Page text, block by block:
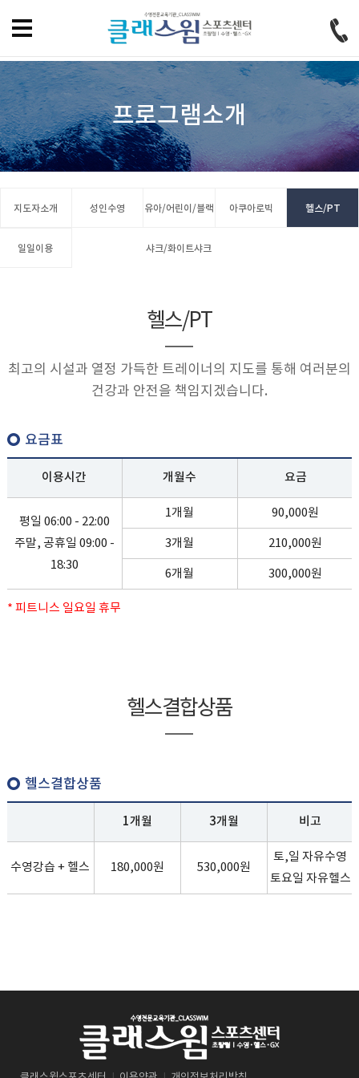
프로그램소개
지도자소개 성인수영 유아/어린이/블랙
샤크/화이트샤크
아쿠아로빅 헬스/PT
일일이용
헬스/PT
최고의 시설과 열정 가득한 트레이너의 지도를 통해 여러분의
건강과 안전을 책임지겠습니다.
요금표
이용시간 개월수 요금
평일 06:00 - 22:00
주말, 공휴일 09:00 -
18:30
1개월 90,000원
3개월 210,000원
6개월 300,000원
* 피트니스 일요일 휴무
헬스결합상품
헬스결합상품
1개월 3개월 비고
수영강습 + 헬스 180,000원 530,000원
토,일 자유수영
토요일 자유헬스